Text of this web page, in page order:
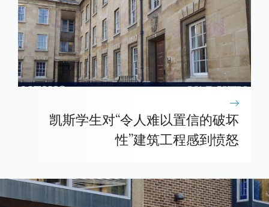
凯斯学生对“令人难以置信的破坏
性”建筑工程感到愤怒